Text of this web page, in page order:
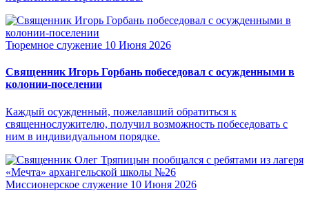
Тюремное служение 10 Июня 2026
Священник Игорь Горбань побеседовал с осужденными в
колонии-поселении
Каждый осужденный, пожелавший обратиться к
священнослужителю, получил возможность побеседовать с
ним в индивидуальном порядке.
Миссионерское служение 10 Июня 2026